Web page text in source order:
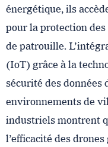
énergétique, ils
pour la protection
de patrouille.
(IoT) grâce à la
sécurité des données
environnements de
industriels montrent
l’efficacité des